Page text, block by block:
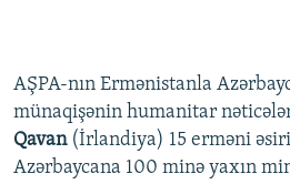
AŞPA-nın Ermənistanla
münaqişənin humanitar
Qavan(İrlandiya) 15 erməni
Azərbaycana 100 minə yaxın